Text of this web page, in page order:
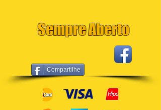
Compartilhe
Sempre Aberto